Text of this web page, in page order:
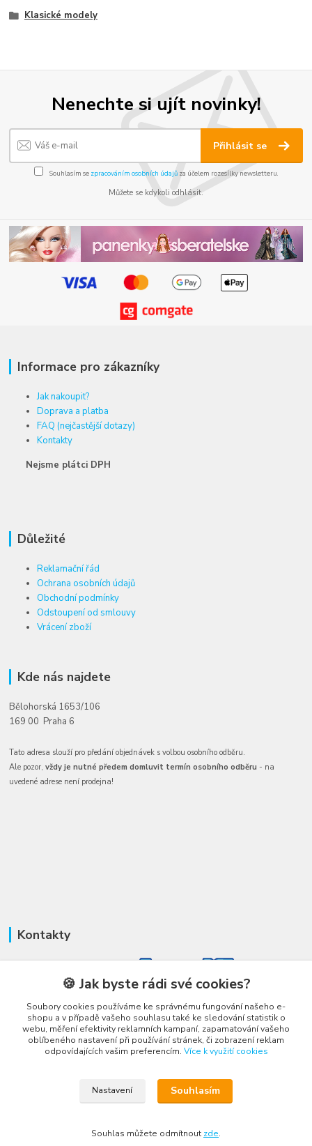
Klasické modely
Nenechte si ujít novinky!
Přihlásit se
Souhlasím se zpracováním osobních údajůza účelem rozesílky newsletteru.
Můžete se kdykoli odhlásit.
Informace pro zákazníky
Jak nakoupit?
Doprava a platba
FAQ (nejčastější dotazy)
Kontakty
Nejsme plátci DPH
Důležité
Reklamační řád
Ochrana osobních údajů
Obchodní podmínky
Odstoupení od smlouvy
Vrácení zboží
Kde nás najdete
Bělohorská 1653/106
169 00 Praha 6
Tato adresa slouží pro předání objednávek s volbou osobního odběru.
Ale pozor,vždy je nutné předem domluvit termín osobního odběru - na
uvedené adrese není prodejna!
Kontakty
Honza Adámek
+420 775 231 066
(Po-Ne, 9-21 hod.)
🍪 Jak byste rádi své cookies?
Soubory cookies používáme ke správnému fungování našeho e-
shopu a v případě vašeho souhlasu také ke sledování statistik o
webu, měření efektivity reklamních kampaní, zapamatování vašeho
oblíbeného nastavení při používání stránek, či zobrazení reklam
odpovídajících vašim preferencím. Více k využití cookies
Nastavení Souhlasím
Souhlas můžete odmítnout zde.